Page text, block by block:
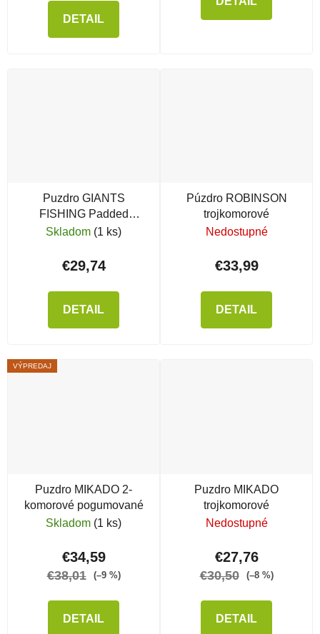
DETAIL
Puzdro GIANTS
FISHING Padded
Sleeves 1 Rod
Skladom (1 ks)
€29,74
DETAIL
Púzdro ROBINSON
trojkomorové
Nedostupné
€33,99
DETAIL
VÝPREDAJ
Puzdro MIKADO 2-
komorové pogumované
Skladom (1 ks)
€34,59
€38,01 (–9 %)
DETAIL
Puzdro MIKADO
trojkomorové
Nedostupné
€27,76
€30,50 (–8 %)
DETAIL